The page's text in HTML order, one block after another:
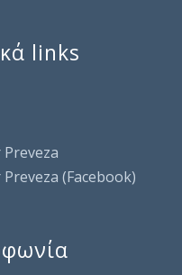
links
(Facebook)